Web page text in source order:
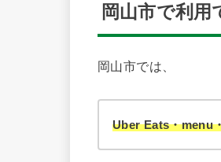
岡山市で利
岡山市では、
Uber Eats・menu